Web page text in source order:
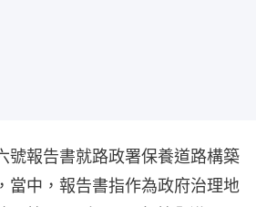
號報告書就路政署保養道路構築
當中，報告書指作為政府治理地